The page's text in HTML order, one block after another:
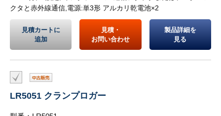
クタと赤外線通信,電源:単3形 アルカリ乾電池×2
見積カートに
追加
見積・
お問い合わせ
製品詳細を
見る
LR5051 クランプロガー